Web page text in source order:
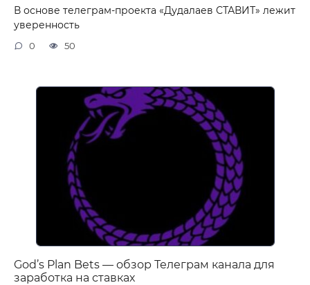
В основе телеграм-проекта «Дудалаев СТАВИТ» лежит
уверенность
0 50
God’s Plan Bets — обзор Телеграм канала для
заработка на ставках